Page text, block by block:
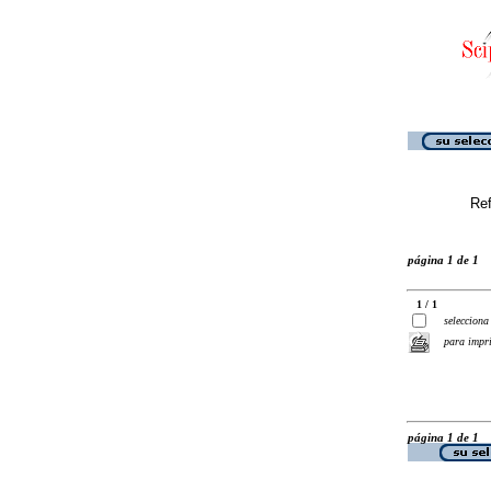
página 1 de 1
1 / 1
selecciona
para
página 1 de 1